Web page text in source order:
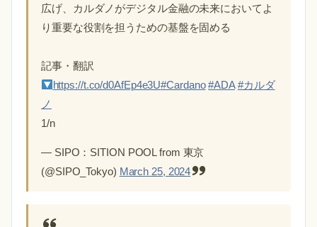
広げ、カルダノがデジタル金融の未来においてよ
り重要な役割を担うための基盤を固める
記事・翻訳
https://t.co/d0AfEp4e3U#Cardano #ADA #カルダ
ノ
1/n
— SIPO：SITION POOL from 東京
(@SIPO_Tokyo) March 25, 2024